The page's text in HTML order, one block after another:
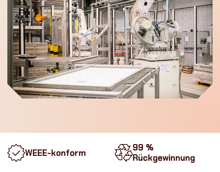
WEEE-konform
99 %
Rückgewinnung